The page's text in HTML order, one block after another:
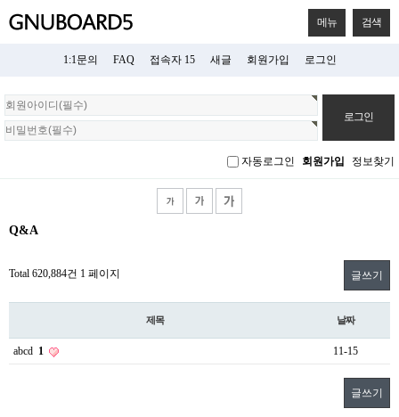
메뉴 검색
1:1문의 FAQ 접속자 15 새글 회원가입 로그인
회
원
로
자동로그인 회원가입 정보찾기
Q&A
Total 620,884건 1 페이지 글쓰기
제목 날짜
abcd 1 11-15
글쓰기